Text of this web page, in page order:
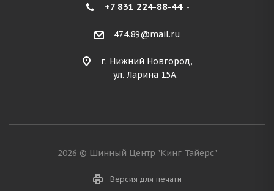
+7 831 224-88-44
474.89@mail.ru
г. Нижний Новгород,
ул. Ларина 15А.
2026 © Шинный Центр "Кинг Тайерс"
Версия для печати